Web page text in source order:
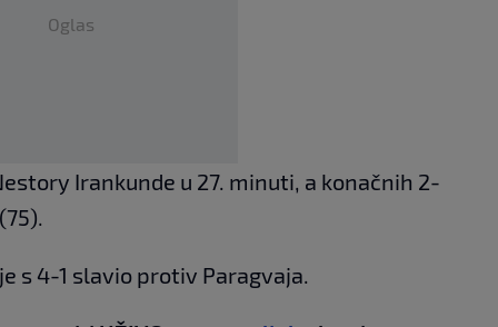
Oglas
Irankunde u 27. minuti, a konačnih 2-
s 4-1 slavio protiv Paragvaja.